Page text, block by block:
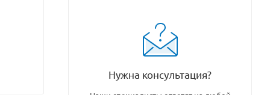
Нужна консультация?